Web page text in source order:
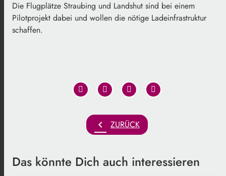
Die Flugplätze Straubing und Landshut sind bei einem
Pilotprojekt dabei und wollen die nötige Ladeinfrastruktur
schaffen.
chevron_left ZURÜCK
Das könnte Dich auch interessieren